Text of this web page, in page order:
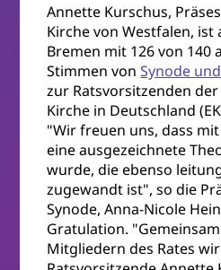
Annette Kurschus,
Kirche von Westfalen, ist
Bremen mit 126 von 140
Stimmen vonSynode
zur Ratsvorsitzenden der
Kirche in Deutschland
"Wir freuen uns, dass
eine ausgezeichnete
wurde, die ebenso
zugewandt ist", so die
Synode, Anna-Nicole
Gratulation.
Mitgliedern des Rates